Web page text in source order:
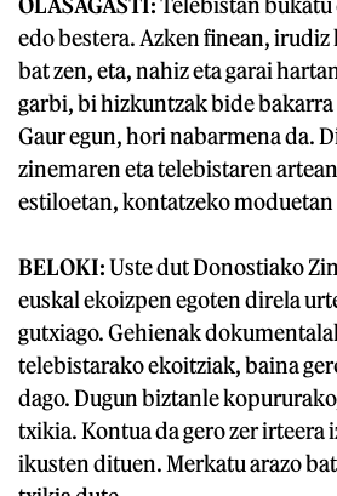
edo bestera. Azken finean,
bat zen, eta, nahiz eta garai
garbi, bi hizkuntzak bide
Gaur egun, hori nabarmena da.
zinemaren eta telebistaren
estiloetan, kontatzeko
BELOKI:Uste dut Donostiako
euskal ekoizpen egoten direla
gutxiago. Gehienak
telebistarako ekoitziak, baina
dago. Dugun biztanle
txikia. Kontua da gero zer irteera
ikusten dituen. Merkatu arazo